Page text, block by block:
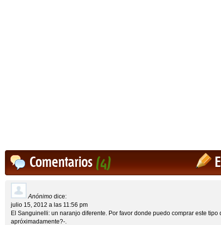
Comentarios(4)
Anónimo dice:
julio 15, 2012 a las 11:56 pm
El Sanguinelli: un naranjo diferente. Por favor donde puedo comprar este tipo
apróximadamente?-.